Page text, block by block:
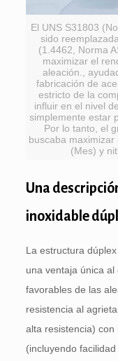
El UNS S31803
sido
(1.4462, Norma
maximizar el
aleación.,
fabricación de
estricto de la
influir en el nivel
simplemente estar
Por lo tanto, el
buscaba
(Mes) y
Una
inoxidable
La estructura
una ventaja única
favorables de las
resistencia al
alta resistencia)
(incluyendo